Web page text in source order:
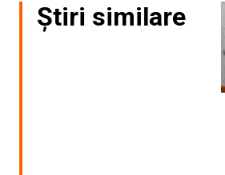
Știri similare